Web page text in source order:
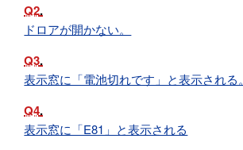
Q2
ドロアが開かない。
Q3
表示窓に「電池切れです」と表示される。
Q4
表示窓に「E81」と表示される